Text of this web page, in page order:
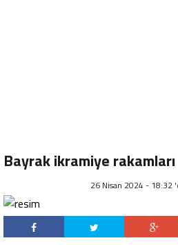
Bayrak ikramiye rakamları
26 Nisan 2024 - 18:32